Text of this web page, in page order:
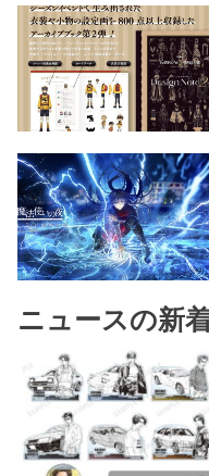
ニュースの新